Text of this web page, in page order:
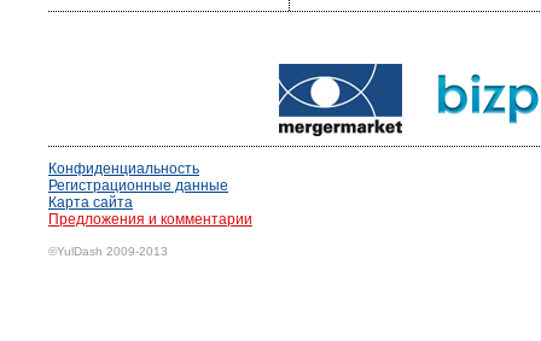
Конфиденциальность
Регистрационные данные
Карта сайта
Предложения и комментарии
©YulDash 2009-2013